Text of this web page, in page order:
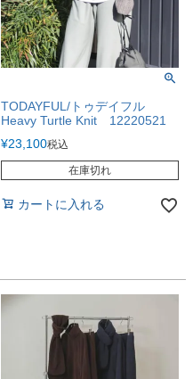
TODAYFUL/トゥデイフル
Heavy Turtle Knit 12220521
¥23,100税込
在庫切れ
カートに入れる